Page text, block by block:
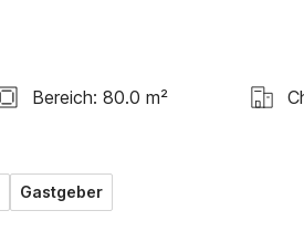
Bereich: 80.0 m²
Gastgeber